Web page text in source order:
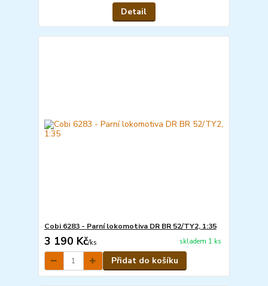
Detail
Cobi 6283 - Parní lokomotiva DR BR 52/TY2, 1:35
3 190 Kč/ks skladem 1 ks
Přidat do košíku